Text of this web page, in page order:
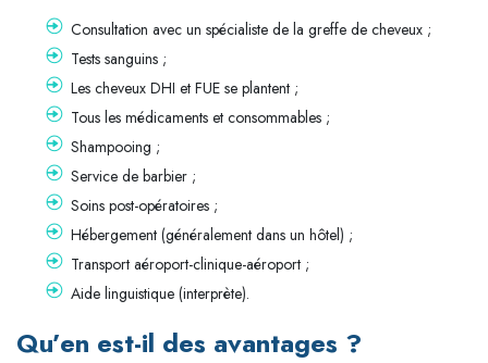
Consultation avec un spécialiste de la greffe de cheveux ;
Tests sanguins ;
Les cheveux DHI et FUE se plantent ;
Tous les médicaments et consommables ;
Shampooing ;
Service de barbier ;
Soins post-opératoires ;
Hébergement (généralement dans un hôtel) ;
Transport aéroport-clinique-aéroport ;
Aide linguistique (interprète).
Qu’en est-il des avantages ?